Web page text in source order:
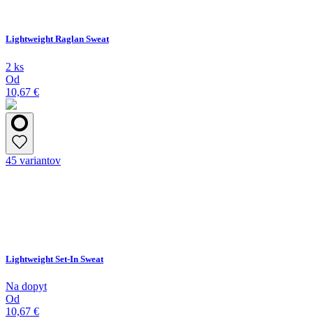
Lightweight Raglan Sweat
2 ks
Od
10,67 €
45 variantov
Lightweight Set-In Sweat
Na dopyt
Od
10,67 €